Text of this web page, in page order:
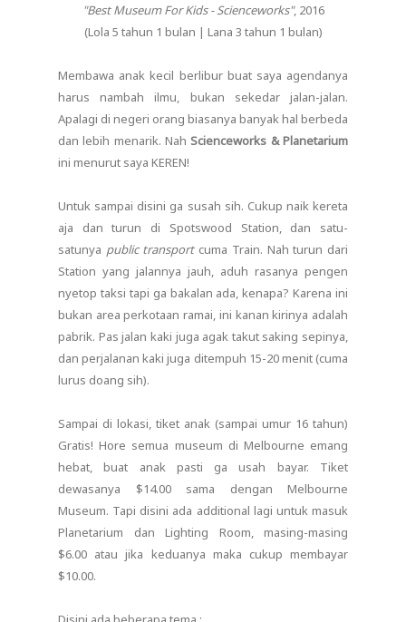
"Best Museum For Kids - Scienceworks", 2016
(Lola 5 tahun 1 bulan | Lana 3 tahun 1 bulan)
Membawa anak kecil berlibur buat saya agendanya
harus nambah ilmu, bukan sekedar jalan-jalan.
Apalagi di negeri orang biasanya banyak hal berbeda
dan lebih menarik. NahScienceworks & Planetarium
ini menurut saya KEREN!
Untuk sampai disini ga susah sih. Cukup naik kereta
aja dan turun di Spotswood Station, dan satu-
satunya public transportcuma Train. Nah turun dari
Station yang jalannya jauh, aduh rasanya pengen
nyetop taksi tapi ga bakalan ada, kenapa? Karena ini
bukan area perkotaan ramai, ini kanan kirinya adalah
pabrik. Pas jalan kaki juga agak takut saking sepinya,
dan perjalanan kaki juga ditempuh 15-20 menit (cuma
lurus doang sih).
Sampai di lokasi, tiket anak (sampai umur 16 tahun)
Gratis! Hore semua museum di Melbourne emang
hebat, buat anak pasti ga usah bayar. Tiket
dewasanya $14.00 sama dengan Melbourne
Museum. Tapi disini ada additional lagi untuk masuk
Planetarium dan Lighting Room, masing-masing
$6.00 atau jika keduanya maka cukup membayar
$10.00.